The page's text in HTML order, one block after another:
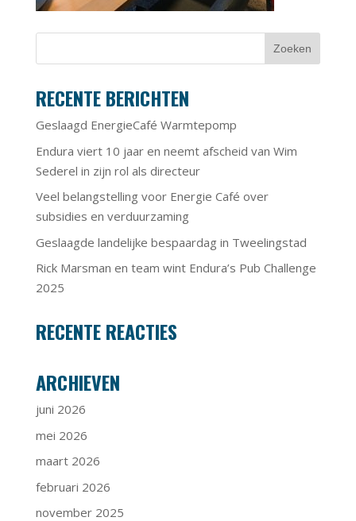
RECENTE BERICHTEN
Geslaagd EnergieCafé Warmtepomp
Endura viert 10 jaar en neemt afscheid van Wim
Sederel in zijn rol als directeur
Veel belangstelling voor Energie Café over
subsidies en verduurzaming
Geslaagde landelijke bespaardag in Tweelingstad
Rick Marsman en team wint Endura’s Pub Challenge
2025
RECENTE REACTIES
ARCHIEVEN
juni 2026
mei 2026
maart 2026
februari 2026
november 2025